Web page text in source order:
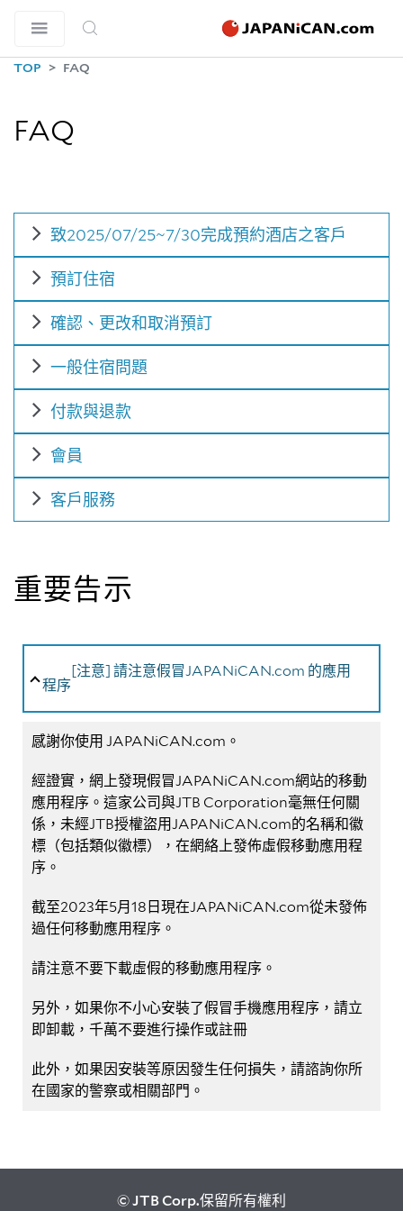
TOP FAQ
FAQ
致2025/07/25~7/30完成預約酒店之客戶
預訂住宿
確認、更改和取消預訂
一般住宿問題
付款與退款
會員
客戶服務
重要告示
[注意] 請注意假冒JAPANiCAN.com 的應用
程序
感謝你使用 JAPANiCAN.com。
經證實，網上發現假冒JAPANiCAN.com網站的移動
應用程序。這家公司與JTB Corporation毫無任何關
係，未經JTB授權盜用JAPANiCAN.com的名稱和徽
標（包括類似徽標），在網絡上發佈虛假移動應用程
序。
截至2023年5月18日現在JAPANiCAN.com從未發佈
過任何移動應用程序。
請注意不要下載虛假的移動應用程序。
另外，如果你不小心安裝了假冒手機應用程序，請立
即卸載，千萬不要進行操作或註冊
此外，如果因安裝等原因發生任何損失，請諮詢你所
在國家的警察或相關部門。
© JTB Corp.保留所有權利